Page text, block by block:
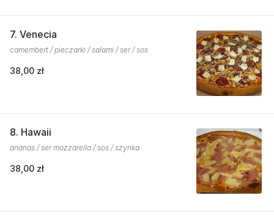
7. Venecia
camembert / pieczarki / salami / ser / sos
38,00 zł
8. Hawaii
ananas / ser mozzarella / sos / szynka
38,00 zł